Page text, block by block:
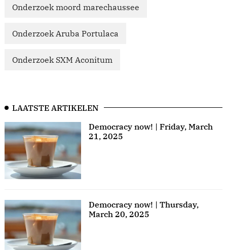
Onderzoek moord marechaussee
Onderzoek Aruba Portulaca
Onderzoek SXM Aconitum
LAATSTE ARTIKELEN
Democracy now! | Friday, March
21, 2025
Democracy now! | Thursday,
March 20, 2025